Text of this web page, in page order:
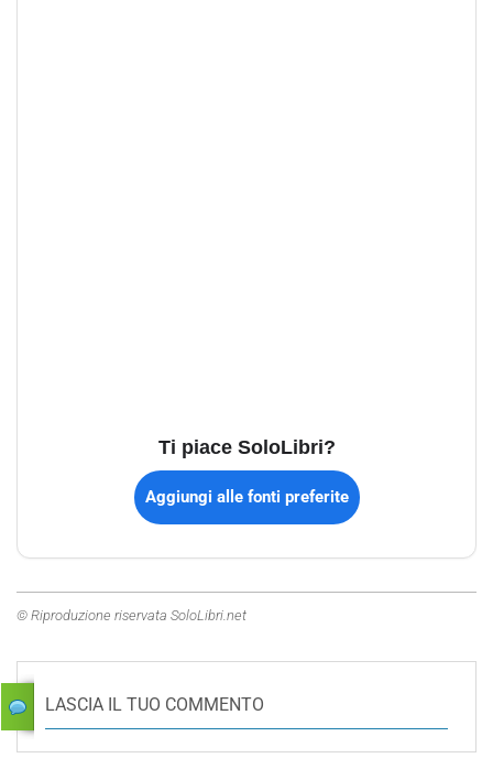
Ti piace SoloLibri?
Aggiungi alle fonti preferite
© Riproduzione riservata SoloLibri.net
LASCIA IL TUO COMMENTO